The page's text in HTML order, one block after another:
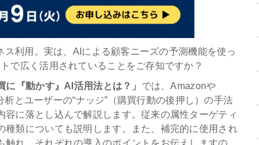
利用。実は、AIによる顧客ニーズの予測機能を使っ
で広く活用されていることをご存知ですか？
『動かす』AI活用法とは？」 では、Amazonや
とユーザーの“ナッジ”（購買行動の後押し）の手法
に落とし込んで解説します。従来の属性ターゲティ
類についても説明します。また、補完的に使用され
れ、それぞれの導入のポイントをお伝えしますの